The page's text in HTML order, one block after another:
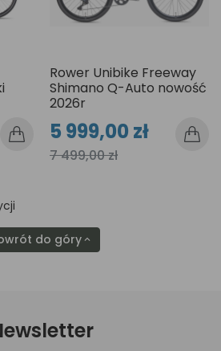
Rower Unibike Freeway
Shimano Q-Auto nowość
2026r
5 999,00 zł
7 499,00 zł
do góry 